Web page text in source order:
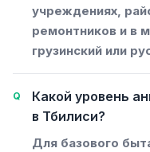
учреждениях,
ремонтников и в
грузинский или
Какой уровень
в Тбилиси?
Для базового